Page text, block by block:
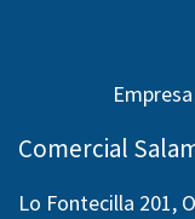
Comercial
Lo Fontecilla 201,